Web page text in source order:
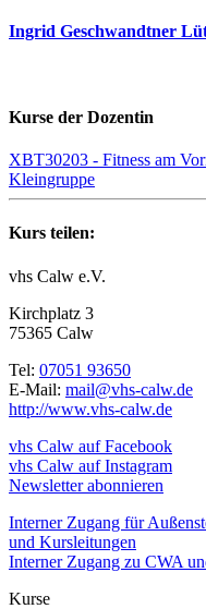
Ingrid Geschwandtner
Kurse der Dozentin
XBT30203 - Fitness am
Kleingruppe
Kurs teilen:
vhs Calw e.V.
Kirchplatz 3
75365 Calw
Tel: 07051 93650
E-Mail: mail@vhs-calw.de
http://www.vhs-calw.de
vhs Calw auf Facebook
vhs Calw auf Instagram
Newsletter abonnieren
Interner Zugang für
und Kursleitungen
Interner Zugang zu CWA
Kurse